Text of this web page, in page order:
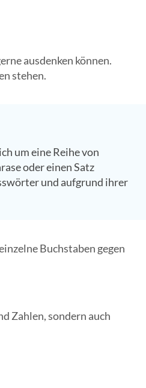
ausdenken können.
stehen.
um eine Reihe von
oder einen Satz
und aufgrund ihrer
Buchstaben gegen
Zahlen, sondern auch